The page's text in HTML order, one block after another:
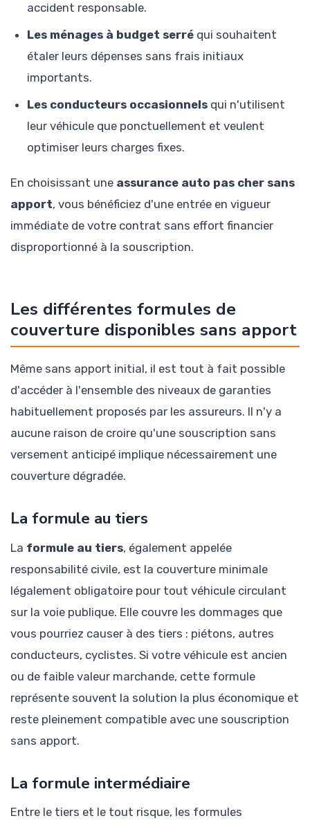
accident responsable.
Les ménages à budget serré qui souhaitent
étaler leurs dépenses sans frais initiaux
importants.
Les conducteurs occasionnels qui n'utilisent
leur véhicule que ponctuellement et veulent
optimiser leurs charges fixes.
En choisissant une assurance auto pas cher sans
apport, vous bénéficiez d'une entrée en vigueur
immédiate de votre contrat sans effort financier
disproportionné à la souscription.
Les différentes formules de
couverture disponibles sans apport
Même sans apport initial, il est tout à fait possible
d'accéder à l'ensemble des niveaux de garanties
habituellement proposés par les assureurs. Il n'y a
aucune raison de croire qu'une souscription sans
versement anticipé implique nécessairement une
couverture dégradée.
La formule au tiers
La formule au tiers, également appelée
responsabilité civile, est la couverture minimale
légalement obligatoire pour tout véhicule circulant
sur la voie publique. Elle couvre les dommages que
vous pourriez causer à des tiers : piétons, autres
conducteurs, cyclistes. Si votre véhicule est ancien
ou de faible valeur marchande, cette formule
représente souvent la solution la plus économique et
reste pleinement compatible avec une souscription
sans apport.
La formule intermédiaire
Entre le tiers et le tout risque, les formules